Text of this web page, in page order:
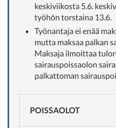
keskiviikosta 5.6.
työhön torstaina 13.6.
Työnantaja ei enää
mutta maksaa palkan
Maksaja ilmoittaa
sairauspoissaolon
palkattoman
POISSAOLOT